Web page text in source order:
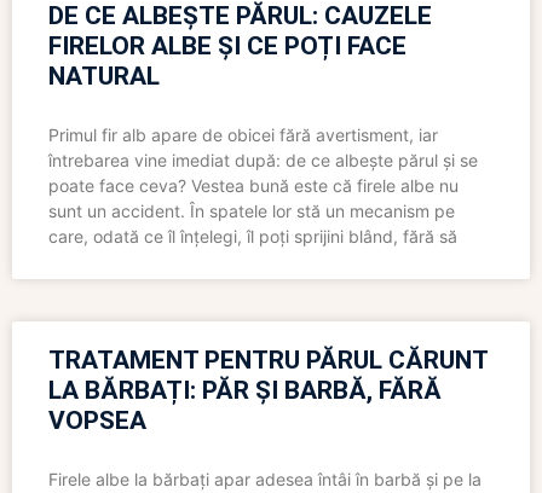
DE CE ALBEȘTE PĂRUL: CAUZELE
FIRELOR ALBE ȘI CE POȚI FACE
NATURAL
Primul fir alb apare de obicei fără avertisment, iar
întrebarea vine imediat după: de ce albește părul și se
poate face ceva? Vestea bună este că firele albe nu
sunt un accident. În spatele lor stă un mecanism pe
care, odată ce îl înțelegi, îl poți sprijini blând, fără să
TRATAMENT PENTRU PĂRUL CĂRUNT
LA BĂRBAȚI: PĂR ȘI BARBĂ, FĂRĂ
VOPSEA
Firele albe la bărbați apar adesea întâi în barbă și pe la